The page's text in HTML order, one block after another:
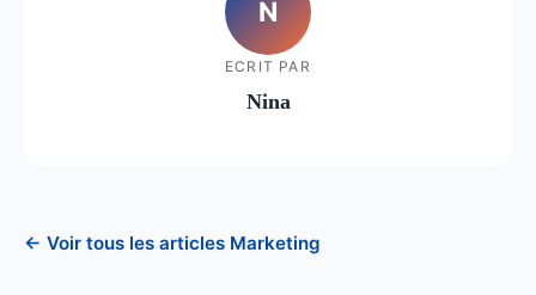
N
ECRIT PAR
Nina
← Voir tous les articles Marketing